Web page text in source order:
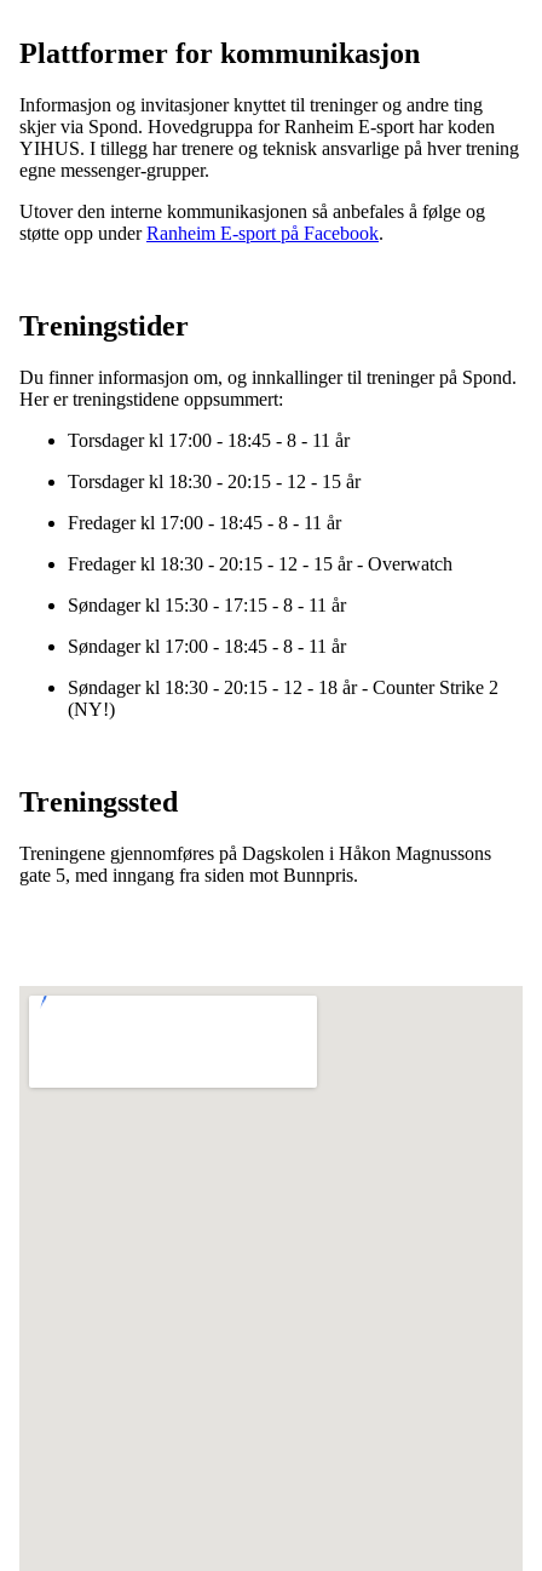
Plattformer for kommunikasjon
Informasjon og invitasjoner knyttet til treninger og andre ting
skjer via Spond. Hovedgruppa for Ranheim E-sport har koden
YIHUS. I tillegg har trenere og teknisk ansvarlige på hver trening
egne messenger-grupper.
Utover den interne kommunikasjonen så anbefales å følge og
støtte opp underRanheim E-sport på Facebook.
Treningstider
Du finner informasjon om, og innkallinger til treninger på Spond.
Her er treningstidene oppsummert:
Torsdager kl 17:00 - 18:45 - 8 - 11 år
Torsdager kl 18:30 - 20:15 - 12 - 15 år
Fredager kl 17:00 - 18:45 - 8 - 11 år
Fredager kl 18:30 - 20:15 - 12 - 15 år - Overwatch
Søndager kl 15:30 - 17:15 - 8 - 11 år
Søndager kl 17:00 - 18:45 - 8 - 11 år
Søndager kl 18:30 - 20:15 - 12 - 18 år - Counter Strike 2
(NY!)
Treningssted
Treningene gjennomføres på Dagskolen i Håkon Magnussons
gate 5, med inngang fra siden mot Bunnpris.